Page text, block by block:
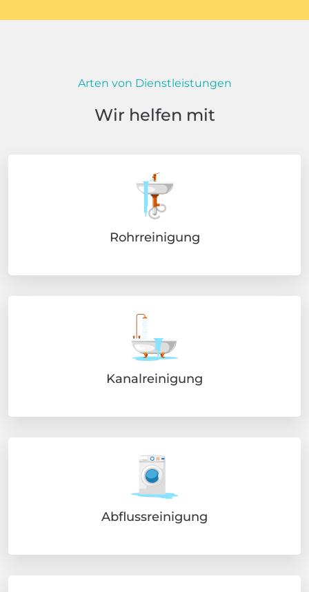
Arten von Dienstleistungen
Wir helfen mit
Rohrreinigung
Kanalreinigung
Abflussreinigung